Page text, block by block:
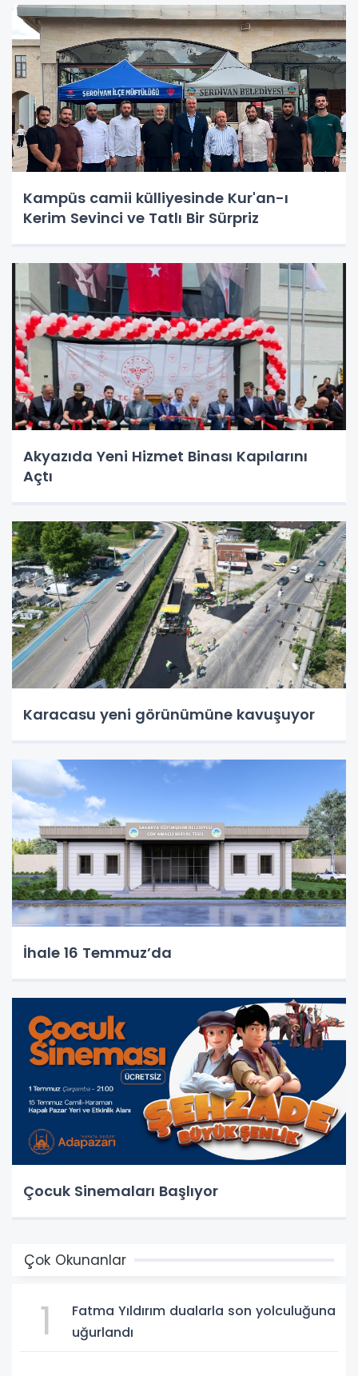
Kampüs camii külliyesinde Kur'an-ı
Kerim Sevinci ve Tatlı Bir Sürpriz
Akyazıda Yeni Hizmet Binası Kapılarını
Açtı
Karacasu yeni görünümüne kavuşuyor
İhale 16 Temmuz’da
Çocuk Sinemaları Başlıyor
Çok Okunanlar
1
Fatma Yıldırım dualarla son yolculuğuna
uğurlandı